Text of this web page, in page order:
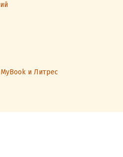
и Литрес